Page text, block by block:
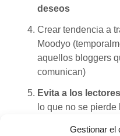
Gestionar el
deseos
Crear tendencia a
Moodyo
aquellos bloggers
comunican)
Evita a los
lo que no se